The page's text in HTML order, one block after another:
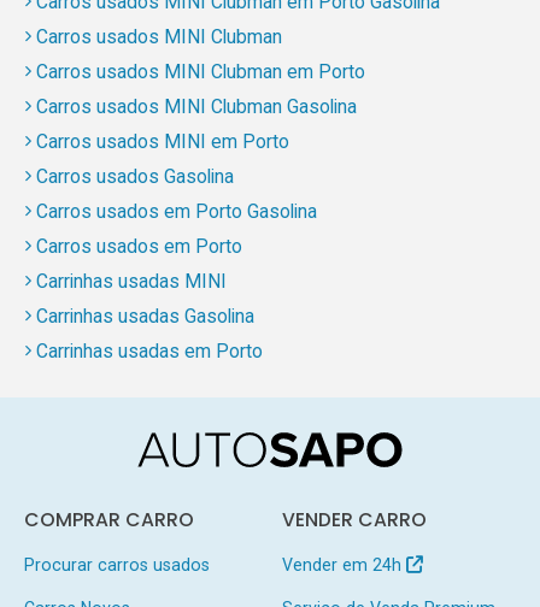
Carros usados MINI Clubman
Carros usados MINI Clubman em Porto
Carros usados MINI Clubman Gasolina
Carros usados MINI em Porto
Carros usados Gasolina
Carros usados em Porto Gasolina
Carros usados em Porto
Carrinhas usadas MINI
Carrinhas usadas Gasolina
Carrinhas usadas em Porto
COMPRAR CARRO
Procurar carros usados
VENDER CARRO
Vender em 24h